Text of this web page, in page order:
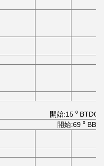
開始:15 ⁰ BTDC
開始:69 ⁰